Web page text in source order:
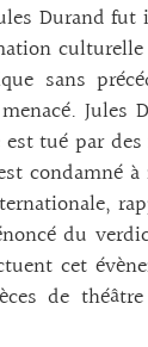
Durand
sans
tué par
condamné
du
cet
de